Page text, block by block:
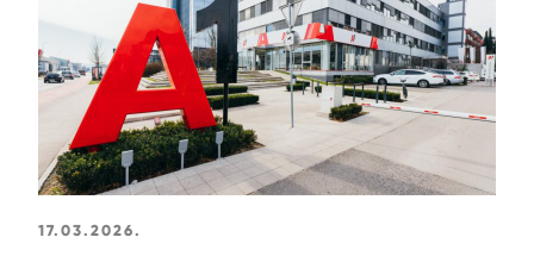
17.03.2026.